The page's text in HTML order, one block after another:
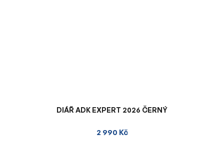
DIÁŘ ADK EXPERT 2026 ČERNÝ
2 990 Kč